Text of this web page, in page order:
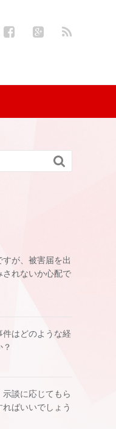

が、被害届を出
されないか心配で
はどのような経
談に応じてもら
ばいいでしょう